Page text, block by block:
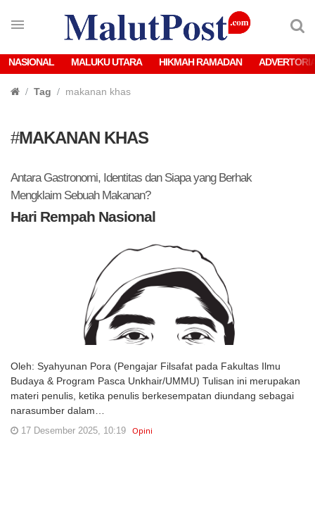
NASIONAL MALUKU UTARA HIKMAH RAMADAN
Tag makanan khas
#MAKANAN KHAS
Antara Gastronomi, Identitas dan Siapa yang Berhak
Mengklaim Sebuah Makanan?
Hari Rempah Nasional
Oleh: Syahyunan Pora (Pengajar Filsafat pada Fakultas Ilmu
Budaya & Program Pasca Unkhair/UMMU) Tulisan ini merupakan
materi penulis, ketika penulis berkesempatan diundang sebagai
narasumber dalam…
17 Desember 2025, 10:19 Opini